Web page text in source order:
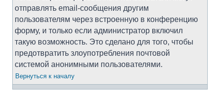
отправлять email-сообщения другим
пользователям через встроенную в конференцию
форму, и только если администратор включил
такую возможность. Это сделано для того, чтобы
предотвратить злоупотребления почтовой
системой анонимными пользователями.
Вернуться к началу